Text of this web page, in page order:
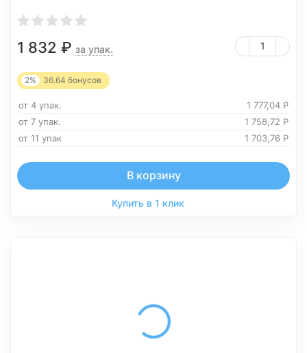
1 832 ₽ за упак.
2% 36.64 бонусов
от 4 упак. 1 777,04 Р
от 7 упак.
1 758,72 Р
от 11 упак
1 703,76 Р
В корзину
Купить в 1 клик